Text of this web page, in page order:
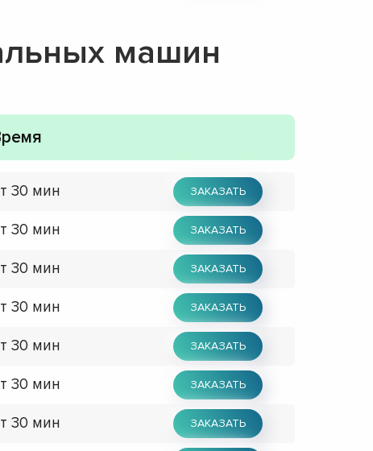
машин
30 мин ЗАКАЗАТЬ
30 мин ЗАКАЗАТЬ
30 мин ЗАКАЗАТЬ
30 мин ЗАКАЗАТЬ
30 мин ЗАКАЗАТЬ
30 мин ЗАКАЗАТЬ
30 мин ЗАКАЗАТЬ